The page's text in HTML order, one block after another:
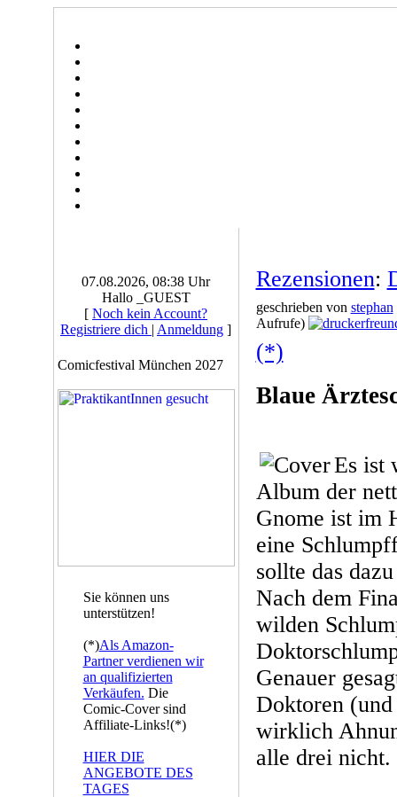
07.08.2026, 08:38 Uhr
Hallo _GUEST
[ Noch kein Account?
Registriere dich | Anmeldung ]
Comicfestival München 2027
Sie können uns
unterstützen!
(*)Als Amazon-
Partner verdienen wir
an qualifizierten
Verkäufen. Die
Comic-Cover sind
Affiliate-Links!(*)
HIER DIE
ANGEBOTE DES
TAGES
Rezensionen:
geschrieben von stephan
Aufrufe)
(*)
Blaue
Es ist
Album der
Gnome ist im
eine
sollte das
Nach dem
wilden
Genauer
Doktoren
wirklich
alle drei nicht.